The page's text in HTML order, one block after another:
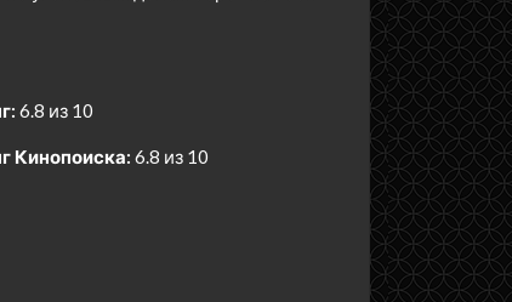
6.8 из 10
Кинопоиска: 6.8 из 10